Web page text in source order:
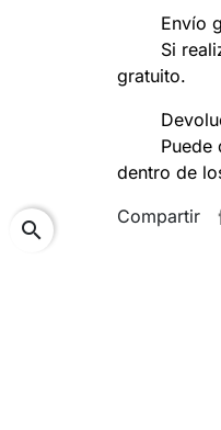
search
Envío
Si
gratuito.
Puede
dentro de
Compartir